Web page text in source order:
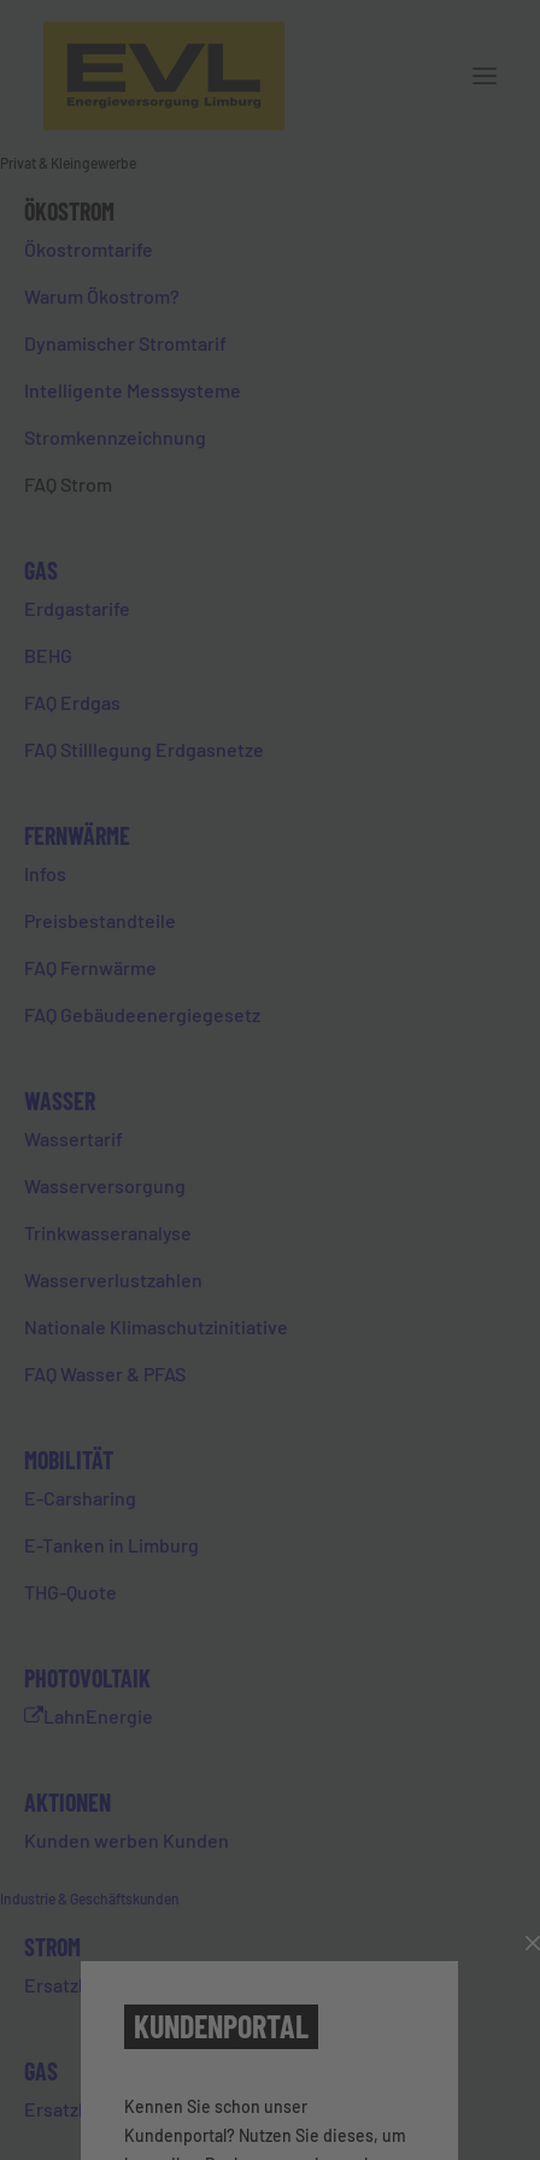
Privat & Kleingewerbe
ÖKOSTROM
Ökostromtarife
Warum Ökostrom?
Dynamischer Stromtarif
Intelligente Messsysteme
Stromkennzeichnung
FAQ Strom
GAS
Erdgastarife
BEHG
FAQ Erdgas
FAQ Stilllegung Erdgasnetze
FERNWÄRME
Infos
Preisbestandteile
FAQ Fernwärme
FAQ Gebäudeenergiegesetz
WASSER
Wassertarif
Wasserversorgung
Trinkwasseranalyse
Wasserverlustzahlen
Nationale Klimaschutzinitiative
FAQ Wasser & PFAS
MOBILITÄT
E-Carsharing
E-Tanken in Limburg
THG-Quote
PHOTOVOLTAIK
LahnEnergie
AKTIONEN
Kunden werben Kunden
Industrie & Geschäftskunden
STROM
Ersatzbelieferung Strom
GAS
Ersatzbelieferung Gas
FAQ STROM
Ich ziehe demnächst in meine
Kund:in bei der EVL?
Wann muss ich meinen Einzug bei
Ich bin EVL Kund:in und ziehe
Wo kann ich mich über die
informieren?
Wie kann ich meine Abschläge
Wie kann ich mir mein Guthaben
für die Jahresabrechnung
mitteilen?
KUNDENPORTAL
Kennen Sie schon unser
Kundenportal? Nutzen Sie dieses, um